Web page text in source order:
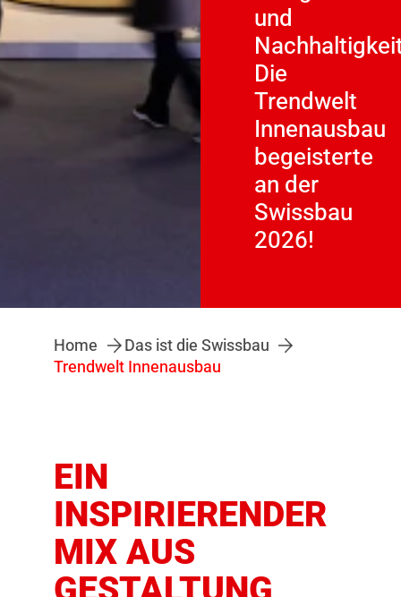
und
Die
Trendwelt
Innenausbau
begeisterte
an der
Swissbau
2026!
Home
Das ist die Swissbau
Trendwelt Innenausbau
EIN
INSPIRIERENDER
MIX AUS